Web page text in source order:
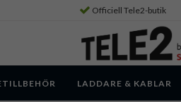
Officiell Tele2-butik
LADDARE & KABLAR